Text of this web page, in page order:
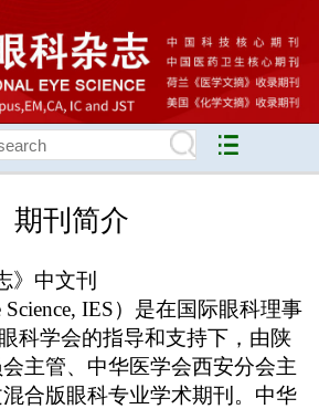
期刊简介
》中文刊
IES）是在国际眼科理事
科学会的指导和支持下，由陕
主管、中华医学会西安分会主
合版眼科专业学术期刊。中华